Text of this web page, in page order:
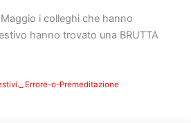
i colleghi che hanno
hanno trovato una BRUTTA
o-Premeditazione